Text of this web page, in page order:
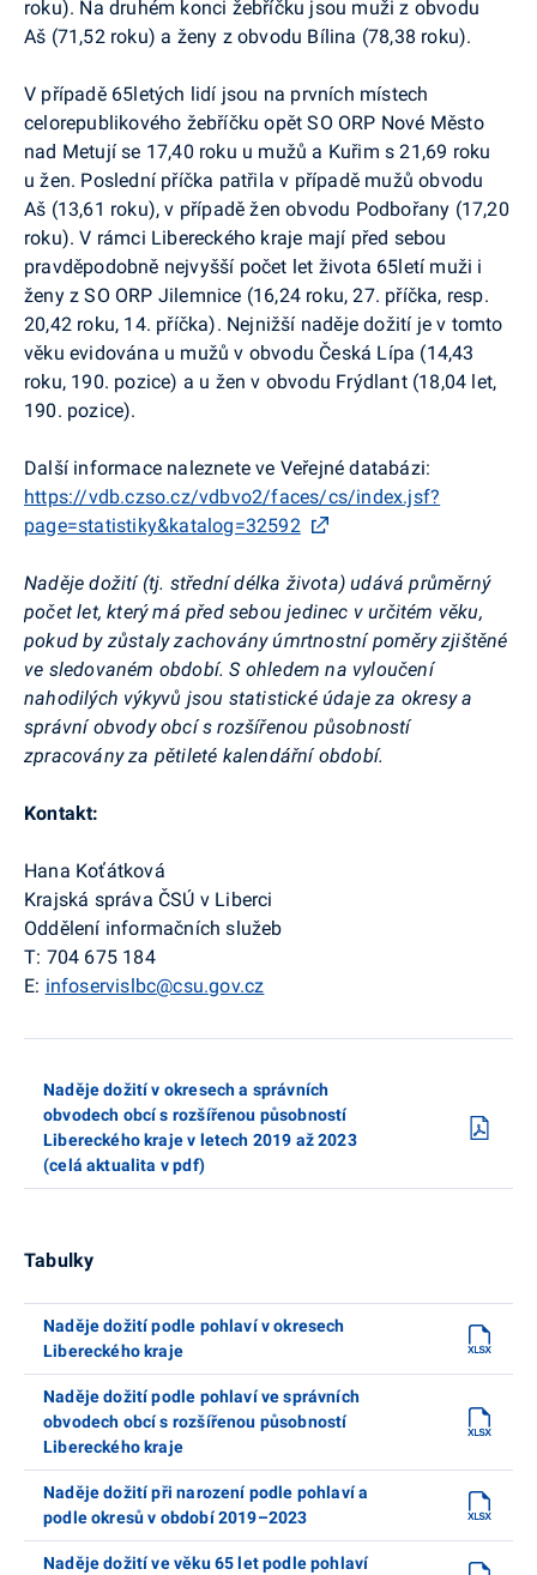
roku). Na druhém konci žebříčku jsou muži z obvodu
Aš (71,52 roku) a ženy z obvodu Bílina (78,38 roku).
V případě 65letých lidí jsou na prvních místech
celorepublikového žebříčku opět SO ORP Nové Město
nad Metují se 17,40 roku u mužů a Kuřim s 21,69 roku
u žen. Poslední příčka patřila v případě mužů obvodu
Aš (13,61 roku), v případě žen obvodu Podbořany (17,20
roku). V rámci Libereckého kraje mají před sebou
pravděpodobně nejvyšší počet let života 65letí muži i
ženy z SO ORP Jilemnice (16,24 roku, 27. příčka, resp.
20,42 roku, 14. příčka). Nejnižší naděje dožití je v tomto
věku evidována u mužů v obvodu Česká Lípa (14,43
roku, 190. pozice) a u žen v obvodu Frýdlant (18,04 let,
190. pozice).
Další informace naleznete ve Veřejné databázi:
https://vdb.czso.cz/vdbvo2/faces/cs/index.jsf?
page=statistiky&katalog=32592
Naděje dožití (tj. střední délka života) udává průměrný
počet let, který má před sebou jedinec v určitém věku,
pokud by zůstaly zachovány úmrtnostní poměry zjištěné
ve sledovaném období. S ohledem na vyloučení
nahodilých výkyvů jsou statistické údaje za okresy a
správní obvody obcí s rozšířenou působností
zpracovány za pětileté kalendářní období.
Kontakt:
Hana Koťátková
Krajská správa ČSÚ v Liberci
Oddělení informačních služeb
T: 704 675 184
E: infoservislbc@csu.gov.cz
Naděje dožití v okresech a správních
obvodech obcí s rozšířenou působností
Libereckého kraje v letech 2019 až 2023
(celá aktualita v pdf)
Tabulky
Naděje dožití podle pohlaví v okresech
Libereckého kraje
Naděje dožití podle pohlaví ve správních
obvodech obcí s rozšířenou působností
Libereckého kraje
Naděje dožití při narození podle pohlaví a
podle okresů v období 2019–2023
Naděje dožití ve věku 65 let podle pohlaví